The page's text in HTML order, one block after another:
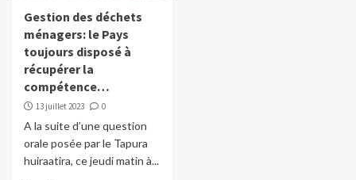
Gestion des déchets
ménagers: le Pays
toujours disposé à
récupérer la
compétence…
13 juillet 2023 0
A la suite d’une question
orale posée par le Tapura
huiraatira, ce jeudi matin à...